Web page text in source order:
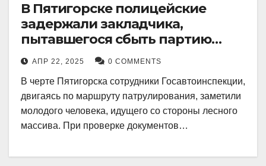
В Пятигорске полицейские
задержали закладчика,
пытавшегося сбыть партию
синтетического наркотика
АПР 22, 2025 0 COMMENTS
В черте Пятигорска сотрудники Госавтоинспекции,
двигаясь по маршруту патрулирования, заметили
молодого человека, идущего со стороны лесного
массива. При проверке документов…